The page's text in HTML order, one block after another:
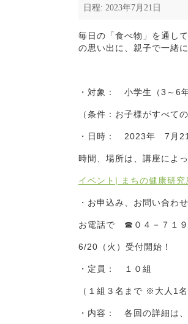
日程: 2023年7月21日
毎日の「食べ物」を通し
の思い出に、親子で一緒
・対象： 小学生（3～6
（条件：お子様がすべて
・日時： 2023年 7月21
時間、場所は、講座によ
イベント| まちの健康研
・お申込み、お問い合わ
お電話で ☎０４－７１９
6/20（火）受付開始！
・定員： １０組
（１組３名まで ※大人1
・内容： 各回の詳細は、